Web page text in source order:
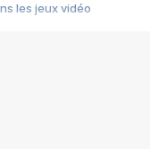
les jeux vidéo